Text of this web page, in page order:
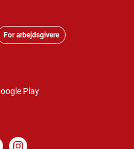
For arbejdsgivere